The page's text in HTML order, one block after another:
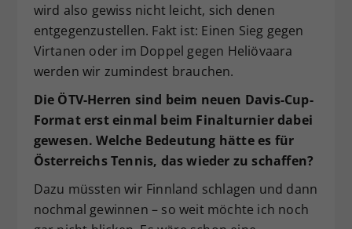
wird also gewiss nicht leicht, sich denen
entgegenzustellen. Fakt ist: Einen Sieg gegen
Virtanen oder im Doppel gegen Heliövaara
werden wir zumindest brauchen.
Die ÖTV-Herren sind beim neuen Davis-Cup-
Format erst einmal beim Finalturnier dabei
gewesen. Welche Bedeutung hätte es für
Österreichs Tennis, das wieder zu schaffen?
Dazu müssten wir Finnland schlagen und dann
nochmal gewinnen – so weit möchte ich noch